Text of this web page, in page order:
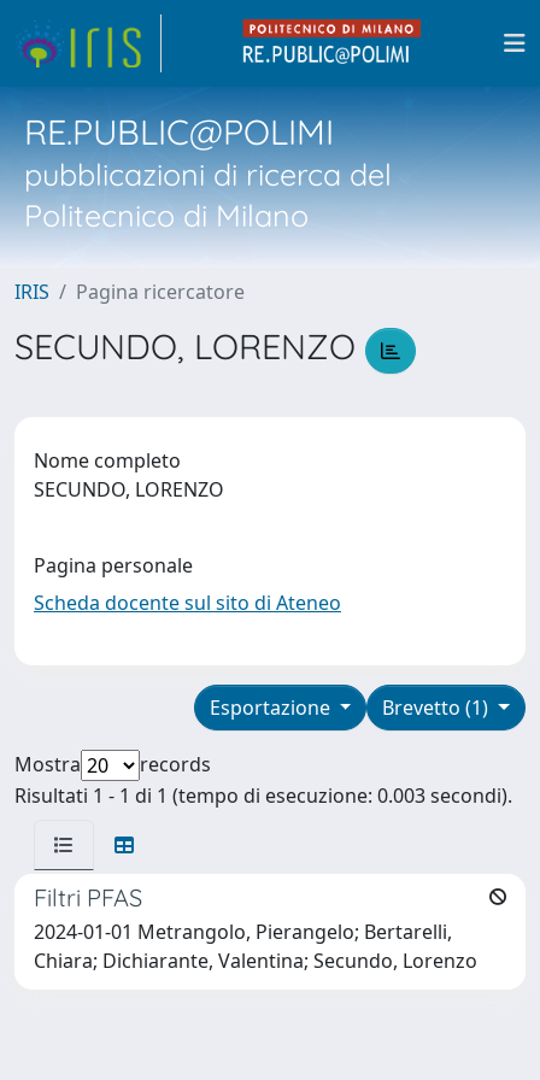
RE.PUBLIC@POLIMI
pubblicazioni di ricerca del
Politecnico di Milano
IRIS Pagina ricercatore
SECUNDO, LORENZO
Nome completo
SECUNDO, LORENZO
Pagina personale
Scheda docente sul sito di Ateneo
Brevetto (1)
Esportazione
Mostra
records
Risultati 1 - 1 di 1 (tempo di esecuzione: 0.003 secondi).
Filtri PFAS
2024-01-01 Metrangolo, Pierangelo; Bertarelli,
Chiara; Dichiarante, Valentina; Secundo, Lorenzo